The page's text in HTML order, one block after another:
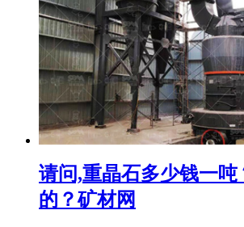
请问,重晶石多少钱一吨
的？矿材网